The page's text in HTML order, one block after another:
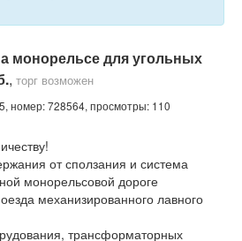
монорельсе для угольных
, торг возможен
номер: 728564, просмотры: 110
от сползания и система
монорельсовой дороге
механизированного лавного
трансформаторных